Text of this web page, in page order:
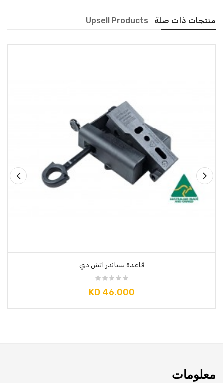
منتجات ذات صلة Upsell Products
قاعدة ستاندر اتش دي
KD 46.000
معلومات